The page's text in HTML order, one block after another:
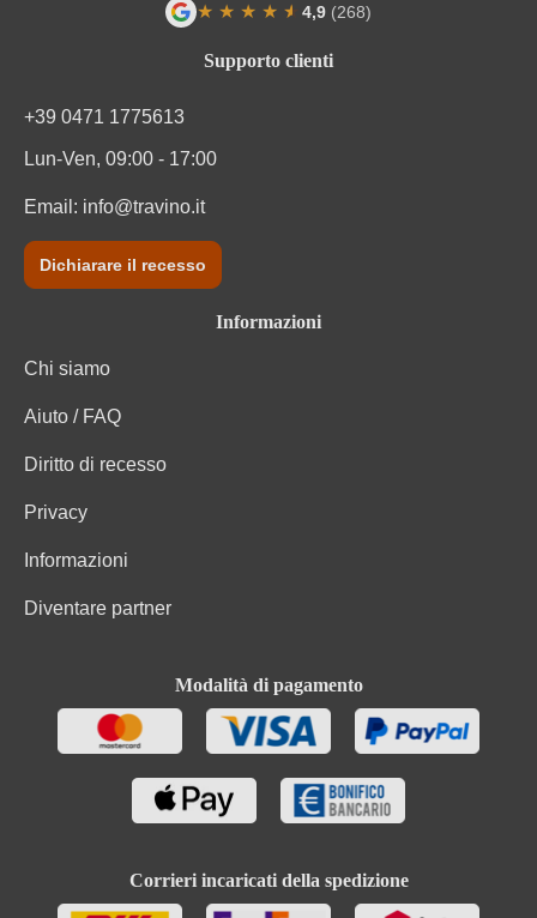
Cuvée (Bianco & Rosato)
Varietà di uve della cuvée
Supporto clienti
+39 0471 1775613
Lun-Ven, 09:00 - 17:00
Email: info@travino.it
Dichiarare il recesso
Informazioni
Chi siamo
Aiuto / FAQ
Diritto di recesso
Privacy
Informazioni
Diventare partner
Modalità di pagamento
Corrieri incaricati della spedizione
★ ★ ★ ★ ★
★ 4,9 (268)